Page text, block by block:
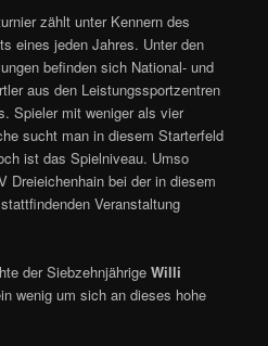
zählt unter Kennern des
eines jeden Jahres. Unter den
befinden sich National- und
aus den Leistungssportzentren
Spieler mit weniger als vier
sucht man in diesem Starterfeld
ist das Spielniveau. Umso
Dreieichenhain bei der in diesem
Veranstaltung
der SiebzehnjährigeWilli
wenig um sich an dieses hohe